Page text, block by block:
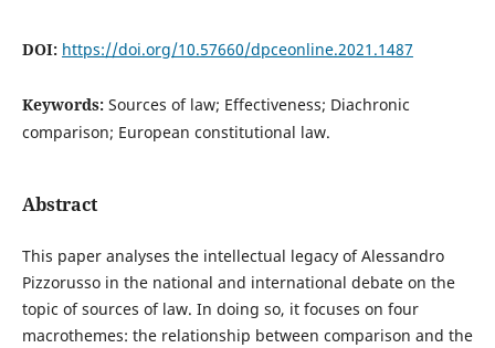
DOI: https://doi.org/10.57660/dpceonline.2021.1487
Keywords: Sources of law; Effectiveness; Diachronic
comparison; European constitutional law.
Abstract
This paper analyses the intellectual legacy of Alessandro
Pizzorusso in the national and international debate on the
topic of sources of law. In doing so, it focuses on four
macrothemes: the relationship between comparison and the